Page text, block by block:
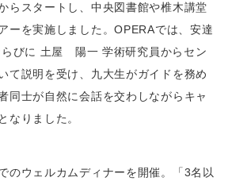
らスタートし、中央図書館や椎木講堂
ーを実施しました。OPERAでは、安達
びに 土屋 陽一 学術研究員からセン
て説明を受け、九大生がガイドを務め
同士が自然に会話を交わしながらキャ
なりました。
のウェルカムディナーを開催。「3名以